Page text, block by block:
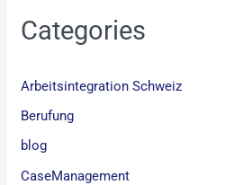
Categories
Arbeitsintegration Schweiz
Berufung
blog
CaseManagement